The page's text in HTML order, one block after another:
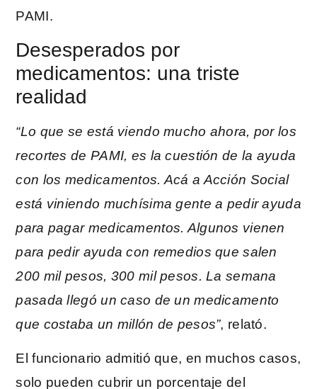
PAMI.
Desesperados por
medicamentos: una triste
realidad
“Lo que se está viendo mucho ahora, por los
recortes de PAMI, es la cuestión de la ayuda
con los medicamentos. Acá a Acción Social
está viniendo muchísima gente a pedir ayuda
para pagar medicamentos. Algunos vienen
para pedir ayuda con remedios que salen
200 mil pesos, 300 mil pesos. La semana
pasada llegó un caso de un medicamento
que costaba un millón de pesos”, relató.
El funcionario admitió que, en muchos casos,
solo pueden cubrir un porcentaje del